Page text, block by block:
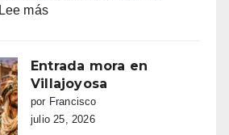
Lee más:
DE
LA
NUCIA
DEL
Entrada mora en
Villajoyosa
por Francisco
julio 25, 2026